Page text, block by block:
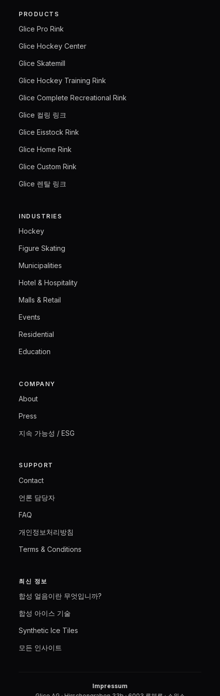
PRODUCTS
Glice Pro Rink
Glice Hockey Center
Glice Skatemill
Glice Hockey Training Rink
Glice Complete Recreational Rink
Glice 컬링 링크
Glice Eisstock Rink
Glice Home Rink
Glice Custom Rink
Glice 렌탈 링크
INDUSTRIES
Hockey
Figure Skating
Municipalities
Hotel & Hospitality
Malls & Retail
Events
Residential
Education
COMPANY
About
Press
지속 가능성 / ESG
SUPPORT
Contact
언론 담당자
FAQ
개인정보처리방침
Terms & Conditions
최신 정보
합성 얼음이란 무엇입니까?
합성 아이스 기술
Synthetic Ice Tiles
모든 인사이트
Impressum